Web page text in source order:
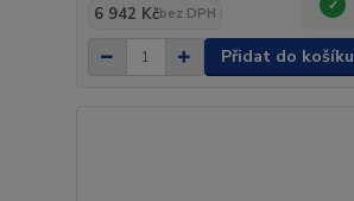
6 942 Kčbez DPH
Přidat do košíku